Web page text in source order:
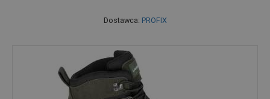
Dostawca: PROFIX